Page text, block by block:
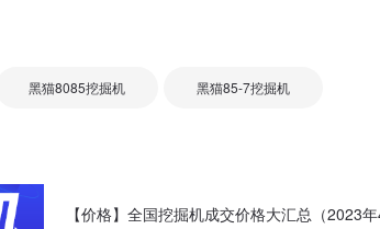
黑猫8085挖掘机 黑猫85-7挖掘机
【价格】全国挖掘机成交价格大汇总（2023年